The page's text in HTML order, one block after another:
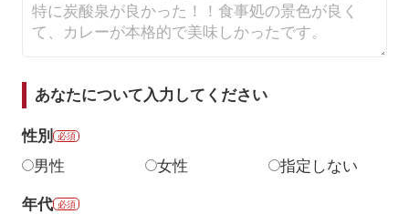
あなたについて入力してください
性別 必須
男性 女性 指定しない
年代 必須